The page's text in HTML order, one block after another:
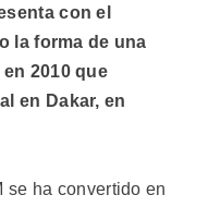
con el
la forma de una
2010 que
en Dakar, en
se ha convertido en